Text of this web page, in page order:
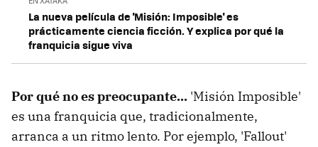
La nueva película de 'Misión: Imposible' es
prácticamente ciencia ficción. Y explica por qué la
franquicia sigue viva
Por qué no es preocupante... 'Misión Imposible'
es una franquicia que, tradicionalmente,
arranca a un ritmo lento. Por ejemplo, 'Fallout'